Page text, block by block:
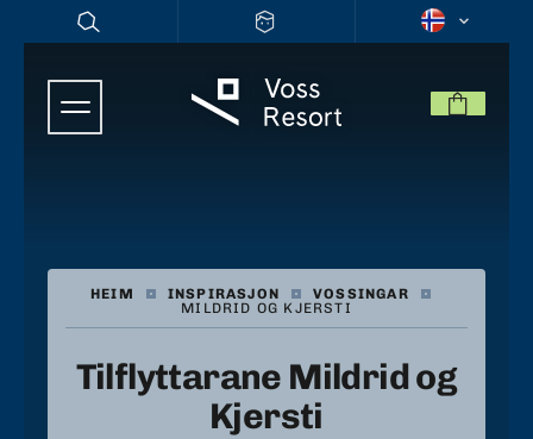
HEIM | INSPIRASJON | VOSSINGAR
|
MILDRID OG KJERSTI
Tilflyttarane Mildrid og
Kjersti